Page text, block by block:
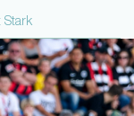
Stark